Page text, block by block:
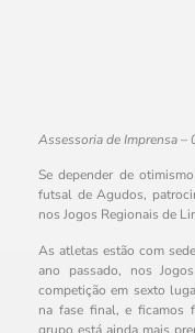
Assessoria de Imprensa –
Se depender de
futsal de Agudos,
nos Jogos Regionais de
As atletas estão com
ano passado, nos
competição em sexto
na fase final, e ficamos
grupo está ainda mais